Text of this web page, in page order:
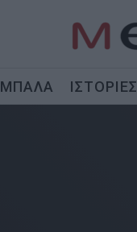
ΜΠΑΛΑ ΙΣΤΟΡΙΕΣ